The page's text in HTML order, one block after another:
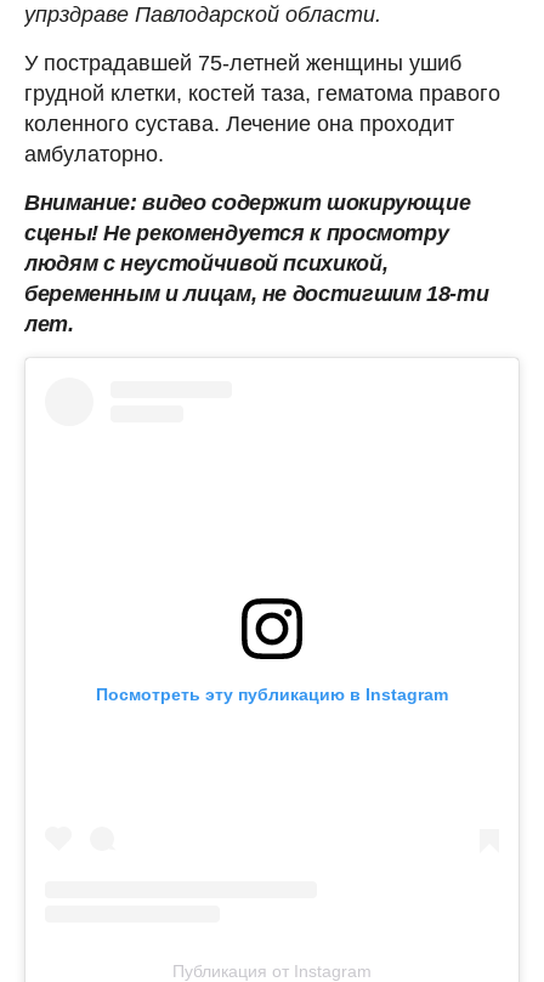
упрздраве Павлодарской области.
У пострадавшей 75-летней женщины ушиб
грудной клетки, костей таза, гематома правого
коленного сустава. Лечение она проходит
амбулаторно.
Внимание: видео содержит шокирующие
сцены! Не рекомендуется к просмотру
людям с неустойчивой психикой,
беременным и лицам, не достигшим 18-ти
лет.
Посмотреть эту публикацию в Instagram
Публикация от Instagram